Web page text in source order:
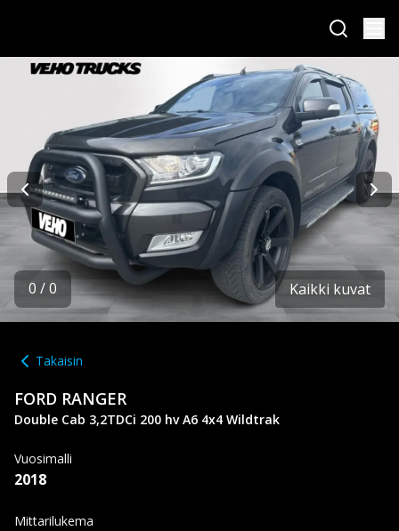
0 /0 Kaikki kuvat
Takaisin
FORD RANGER
Double Cab 3,2TDCi 200 hv A6 4x4 Wildtrak
Vuosimalli
2018
Mittarilukema